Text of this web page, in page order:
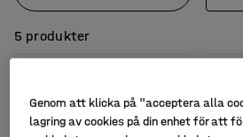
5 produkter
Genom att klicka på "acceptera alla
lagring av cookies på din enhet för att